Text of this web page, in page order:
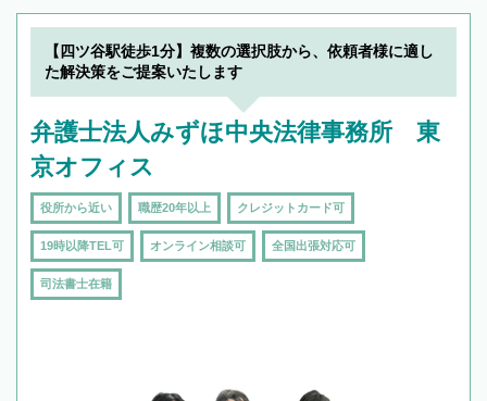
【四ツ谷駅徒歩1分】複数の選択肢から、依頼者様に適し
た解決策をご提案いたします
弁護士法人みずほ中央法律事務所 東
京オフィス
役所から近い 職歴20年以上 クレジットカード可
19時以降TEL可 オンライン相談可 全国出張対応可
司法書士在籍